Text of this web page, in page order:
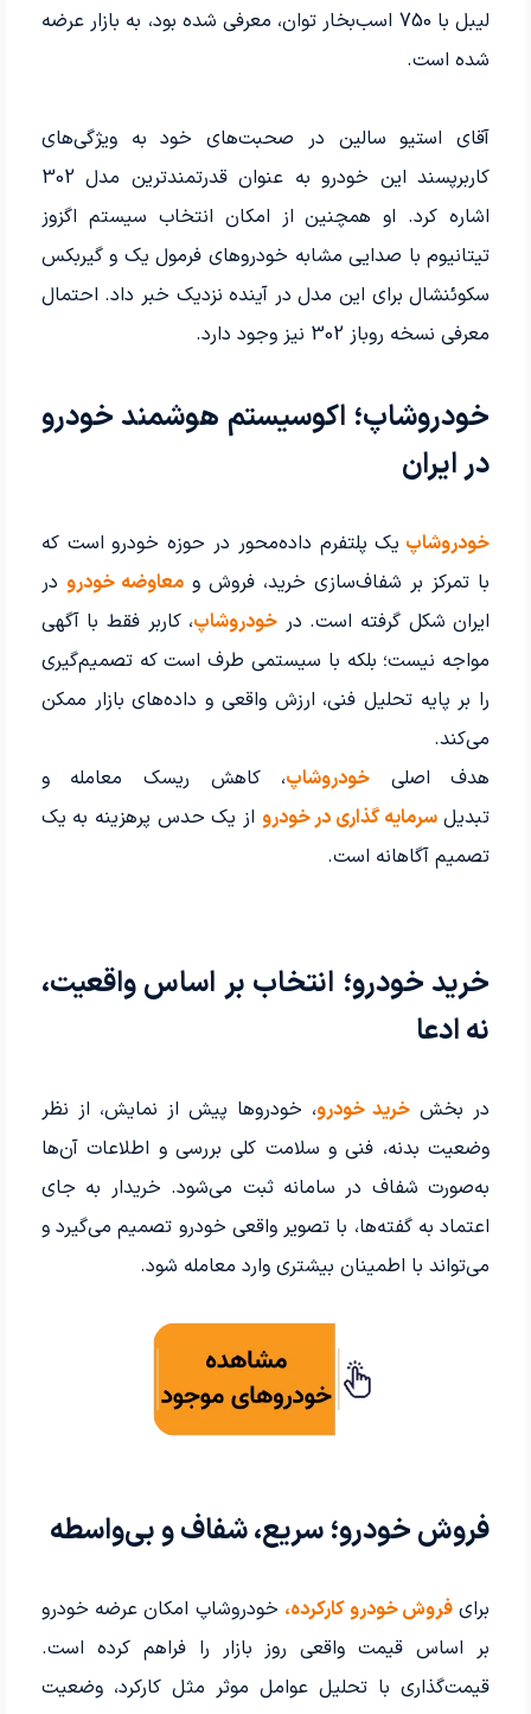
لیبل با 750 اسب‌بخار توان، معرفی شده بود، به بازار عرضه
شده است.
آقای استیو سالین در صحبت‌های خود به ویژگی‌های
کاربرپسند این خودرو به عنوان قدرتمندترین مدل 302
اشاره کرد. او همچنین از امکان انتخاب سیستم اگزوز
تیتانیوم با صدایی مشابه خودروهای فرمول یک و گیربکس
سکوئنشال برای این مدل در آینده نزدیک خبر داد. احتمال
معرفی نسخه روباز 302 نیز وجود دارد.
خودروشاپ؛ اکوسیستم هوشمند خودرو
در ایران
خودروشاپ یک پلتفرم داده‌محور در حوزه خودرو است که
با تمرکز بر شفاف‌سازی خرید، فروش ومعاوضه خودرو در
ایران شکل گرفته است. در خودروشاپ، کاربر فقط با آگهی
مواجه نیست؛ بلکه با سیستمی طرف است که تصمیم‌گیری
را بر پایه تحلیل فنی، ارزش واقعی و داده‌های بازار ممکن
می‌کند.
هدف اصلی خودروشاپ، کاهش ریسک معامله و
تبدیلسرمایه گذاری در خودرو از یک حدس پرهزینه به یک
تصمیم آگاهانه است.
خرید خودرو؛ انتخاب بر اساس واقعیت،
نه ادعا
در بخش خرید خودرو، خودروها پیش از نمایش، از نظر
وضعیت بدنه، فنی و سلامت کلی بررسی و اطلاعات آن‌ها
به‌صورت شفاف در سامانه ثبت می‌شود. خریدار به جای
اعتماد به گفته‌ها، با تصویر واقعی خودرو تصمیم می‌گیرد و
می‌تواند با اطمینان بیشتری وارد معامله شود.
فروش خودرو؛ سریع، شفاف و بی‌واسطه
برایفروش خودرو کارکرده، خودروشاپ امکان عرضه خودرو
بر اساس قیمت واقعی روز بازار را فراهم کرده است.
قیمت‌گذاری با تحلیل عوامل موثر مثل کارکرد، وضعیت